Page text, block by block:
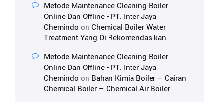
Metode Maintenance Cleaning Boiler
Online Dan Offline - PT. Inter Jaya
Chemindo on Chemical Boiler Water
Treatment Yang Di Rekomendasikan
Metode Maintenance Cleaning Boiler
Online Dan Offline - PT. Inter Jaya
Chemindo on Bahan Kimia Boiler – Cairan
Chemical Boiler – Chemical Air Boiler